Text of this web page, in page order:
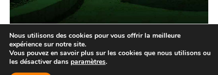
© Location d'équipements Laval - 2026 | Tous droits
Nous utilisons des cookies pour vous offrir la meilleure
expérience sur notre site.
Vous pouvez en savoir plus sur les cookies que nous utilisons ou
les désactiver dans paramètres.